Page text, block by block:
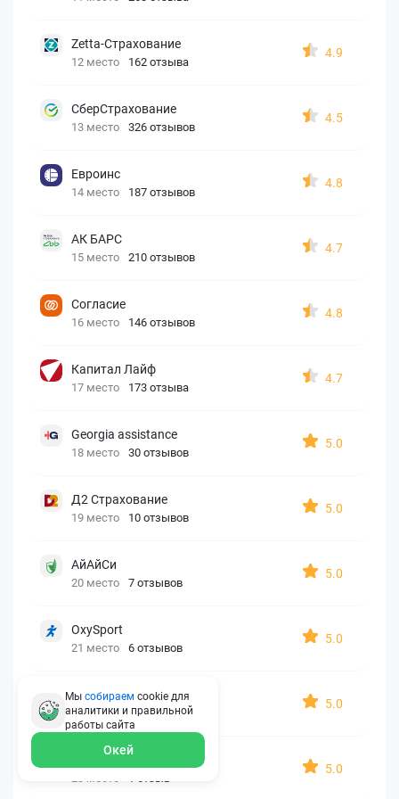
Zetta-Страхование
12 место 162 отзыва
4.9
СберСтрахование
13 место 326 отзывов
4.5
Евроинс
14 место 187 отзывов
4.8
АК БАРС
15 место 210 отзывов
4.7
Согласие
16 место 146 отзывов
4.8
Капитал Лайф
17 место 173 отзыва
4.7
Georgia assistance
18 место 30 отзывов
5.0
Д2 Страхование
19 место 10 отзывов
5.0
АйАйСи
20 место 7 отзывов
5.0
OxySport
21 место 6 отзывов
5.0
ERGO AXA
22 место 2 отзыва
5.0
5.0
Мы собираем cookie для
аналитики и правильной
работы сайта
Окей